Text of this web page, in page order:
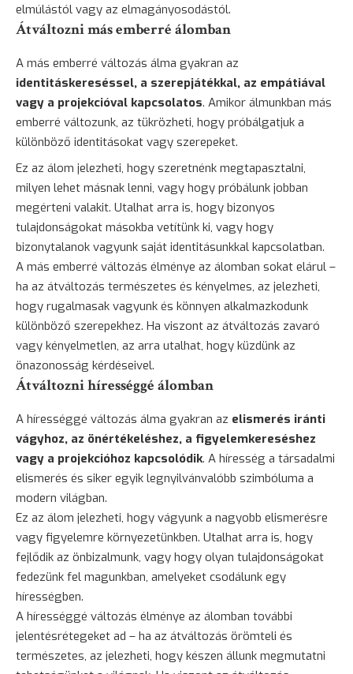
elmúlástól vagy az elmagányosodástól.
Átváltozni más emberré álomban
A más emberré változás álma gyakran az
identitáskereséssel, a szerepjátékkal, az empátiával
vagy a projekcióval kapcsolatos. Amikor álmunkban más
emberré változunk, az tükrözheti, hogy próbálgatjuk a
különböző identitásokat vagy szerepeket.
Ez az álom jelezheti, hogy szeretnénk megtapasztalni,
milyen lehet másnak lenni, vagy hogy próbálunk jobban
megérteni valakit. Utalhat arra is, hogy bizonyos
tulajdonságokat másokba vetítünk ki, vagy hogy
bizonytalanok vagyunk saját identitásunkkal kapcsolatban.
A más emberré változás élménye az álomban sokat elárul –
ha az átváltozás természetes és kényelmes, az jelezheti,
hogy rugalmasak vagyunk és könnyen alkalmazkodunk
különböző szerepekhez. Ha viszont az átváltozás zavaró
vagy kényelmetlen, az arra utalhat, hogy küzdünk az
önazonosság kérdéseivel.
Átváltozni hírességgé álomban
A hírességgé változás álma gyakran az elismerés iránti
vágyhoz, az önértékeléshez, a figyelemkereséshez
vagy a projekcióhoz kapcsolódik. A híresség a társadalmi
elismerés és siker egyik legnyilvánvalóbb szimbóluma a
modern világban.
Ez az álom jelezheti, hogy vágyunk a nagyobb elismerésre
vagy figyelemre környezetünkben. Utalhat arra is, hogy
fejlődik az önbizalmunk, vagy hogy olyan tulajdonságokat
fedezünk fel magunkban, amelyeket csodálunk egy
hírességben.
A hírességgé változás élménye az álomban további
jelentésrétegeket ad – ha az átváltozás örömteli és
természetes, az jelezheti, hogy készen állunk megmutatni